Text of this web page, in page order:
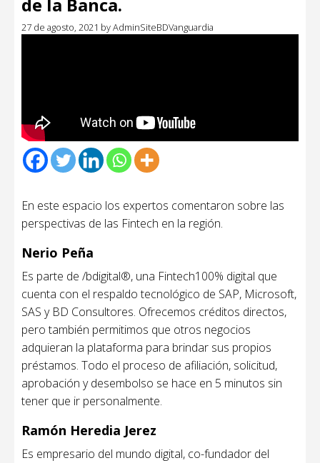
de la Banca.
27 de agosto, 2021 byAdminSiteBDVanguardia
En este espacio los expertos comentaron sobre las
perspectivas de las Fintech en la región.
Nerio Peña
Es parte de /bdigital®, una Fintech100% digital que
cuenta con el respaldo tecnológico de SAP, Microsoft,
SAS y BD Consultores. Ofrecemos créditos directos,
pero también permitimos que otros negocios
adquieran la plataforma para brindar sus propios
préstamos. Todo el proceso de afiliación, solicitud,
aprobación y desembolso se hace en 5 minutos sin
tener que ir personalmente.
Ramón Heredia Jerez
Es empresario del mundo digital, co-fundador del